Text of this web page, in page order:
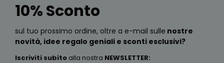
10% Sconto
sul tuo prossimo ordine, oltre a e-mail sulle nostre
novità, idee regalo geniali e sconti esclusivi?
Iscriviti subito alla nostra NEWSLETTER: